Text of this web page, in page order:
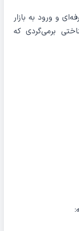
و ورود به بازار
برمی‌گردی که